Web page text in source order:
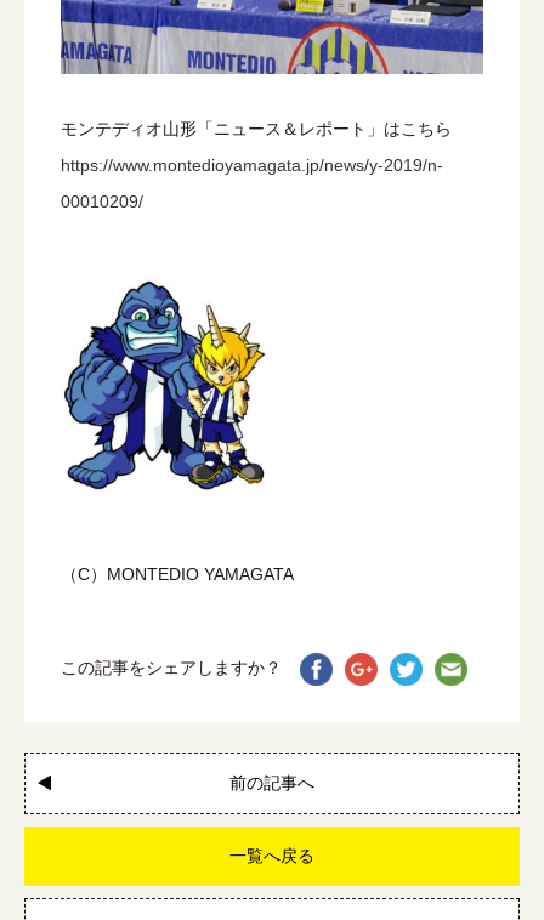
モンテディオ山形「ニュース＆レポート」はこちら
https://www.montedioyamagata.jp/news/y-2019/n-
00010209/
（C）MONTEDIO YAMAGATA
この記事をシェアしますか？
前の記事へ
一覧へ戻る